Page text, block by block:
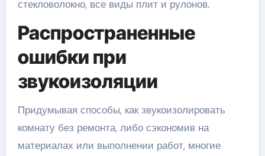
стекловолокно, все виды плит и рулонов.
Распространенные
ошибки при
звукоизоляции
Придумывая способы, как звукоизолировать
комнату без ремонта, либо сэкономив на
материалах или выполнении работ, многие